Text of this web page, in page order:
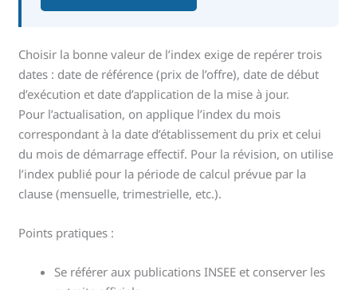
Choisir la bonne valeur de l’index exige de repérer trois
dates : date de référence (prix de l’offre), date de début
d’exécution et date d’application de la mise à jour.
Pour l’actualisation, on applique l’index du mois
correspondant à la date d’établissement du prix et celui
du mois de démarrage effectif. Pour la révision, on utilise
l’index publié pour la période de calcul prévue par la
clause (mensuelle, trimestrielle, etc.).
Points pratiques :
Se référer aux publications INSEE et conserver les